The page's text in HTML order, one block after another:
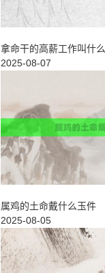
拿命干的高薪工作叫什么
2025-08-07
属鸡的土命戴什么玉件
2025-08-05